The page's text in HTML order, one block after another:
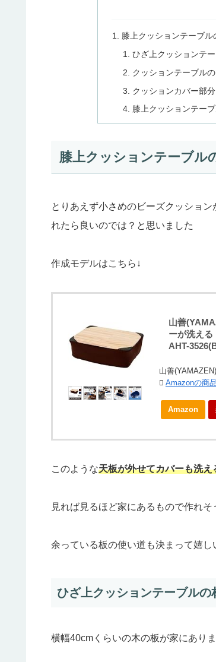
膝上クッションテーブル
ひざ上クッションテ
クッションテーブル
クッションカバー部
膝上クッションテー
膝上クッションテーブル
とりあえず小さめのビーズクッショ
れたら良いのでは？と思いました
作成モデルはこちら↓
山善
ーが洗える
AHT-
山善(YAMAZEN)
Amazonの商
Amazon
このような天板が外せてカバーも洗え
見れば見るほど家にあるもので作れ
余っている板の使い道も決まって嬉し
ひざ上クッションテーブルの
横幅40cmくらいの木の板が家にあり